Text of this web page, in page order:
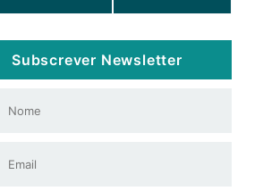
Subscrever Newsletter